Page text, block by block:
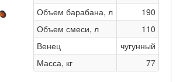
Объем барабана, л
190
Объем смеси, л
110
Венец
чугунный
Масса, кг
77